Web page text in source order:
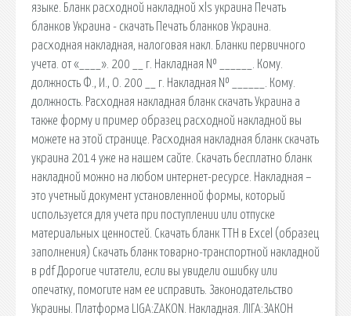
языке. Бланк расходной накладной xls украина Печать
бланков Украина - скачать Печать бланков Украина.
расходная накладная, налоговая накл. Бланки первичного
учета. от «____». 200 __ г. Накладная № ______. Кому.
должность Ф., И., О. 200 __ г. Накладная № ______. Кому.
должность. Расходная накладная бланк скачать Украина а
также форму и пример образец расходной накладной вы
можете на этой странице. Расходная накладная бланк скачать
украина 2014 уже на нашем сайте. Скачать бесплатно бланк
накладной можно на любом интернет-ресурсе. Накладная –
это учетный документ установленной формы, который
используется для учета при поступлении или отпуске
материальных ценностей. Скачать бланк ТТН в Excel (образец
заполнения) Скачать бланк товарно-транспортной накладной
в pdf Дорогие читатели, если вы увидели ошибку или
опечатку, помогите нам ее исправить. Законодательство
Украины. Платформа LIGA:ZAKON. Накладная. ЛІГА:ЗАКОН